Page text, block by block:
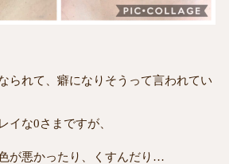
られて、癖になりそうって言われてい
イな0さまですが、
が悪かったり、くすんだり…